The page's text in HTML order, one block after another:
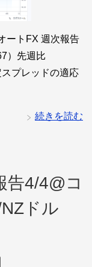
ートFX 週次報告
）先週比
プレッドの適応
続きを読む
告4/4@コ
ドル